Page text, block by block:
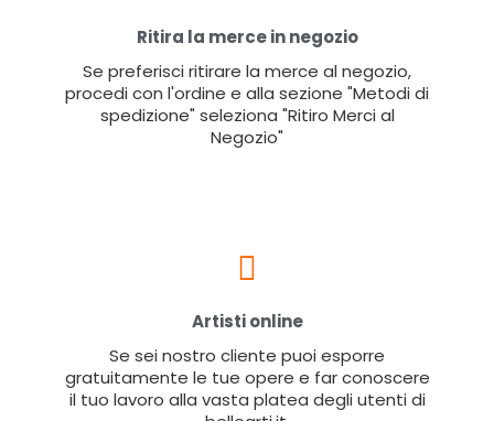
Ritira la merce in negozio
Se preferisci ritirare la merce al negozio,
procedi con l'ordine e alla sezione "Metodi di
spedizione" seleziona "Ritiro Merci al
Negozio"
Artisti online
Se sei nostro cliente puoi esporre
gratuitamente le tue opere e far conoscere
il tuo lavoro alla vasta platea degli utenti di